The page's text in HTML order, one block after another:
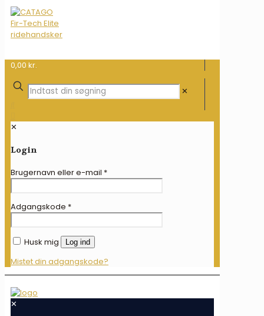
0,00 kr.
✕
✕
Login
Brugernavn eller e-mail *
Adgangskode *
Husk mig Log ind
Mistet din adgangskode?
✕